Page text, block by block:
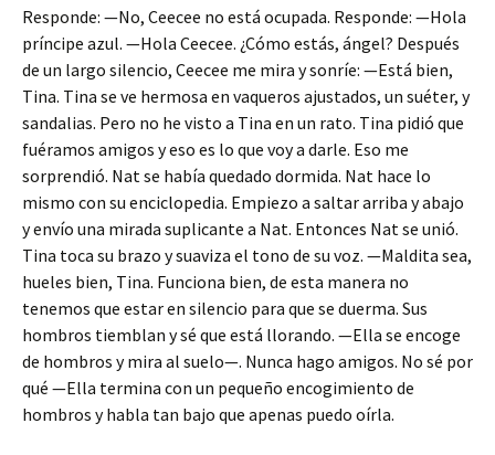
Responde: —No, Ceecee no está ocupada. Responde: —Hola
príncipe azul. —Hola Ceecee. ¿Cómo estás, ángel? Después
de un largo silencio, Ceecee me mira y sonríe: —Está bien,
Tina. Tina se ve hermosa en vaqueros ajustados, un suéter, y
sandalias. Pero no he visto a Tina en un rato. Tina pidió que
fuéramos amigos y eso es lo que voy a darle. Eso me
sorprendió. Nat se había quedado dormida. Nat hace lo
mismo con su enciclopedia. Empiezo a saltar arriba y abajo
y envío una mirada suplicante a Nat. Entonces Nat se unió.
Tina toca su brazo y suaviza el tono de su voz. —Maldita sea,
hueles bien, Tina. Funciona bien, de esta manera no
tenemos que estar en silencio para que se duerma. Sus
hombros tiemblan y sé que está llorando. —Ella se encoge
de hombros y mira al suelo—. Nunca hago amigos. No sé por
qué —Ella termina con un pequeño encogimiento de
hombros y habla tan bajo que apenas puedo oírla.